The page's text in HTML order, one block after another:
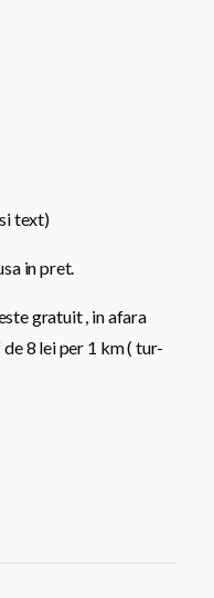
text)
in pret.
gratuit , in afara
8 lei per 1 km ( tur-